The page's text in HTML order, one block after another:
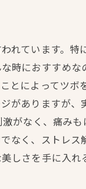
れています。
時におすすめ
とによってツ
がありますが
がなく、痛み
なく、ストレ
しさを手に入れ